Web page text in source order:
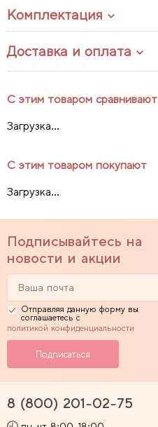
Комплектация
Доставка и оплата
С этим товаром сравнивают
Загрузка...
С этим товаром покупают
Загрузка...
Подписывайтесь на
новости и акции
Отправляя данную форму вы
соглашаетесь с
политикой конфиденциальности
8 (800) 201-02-75